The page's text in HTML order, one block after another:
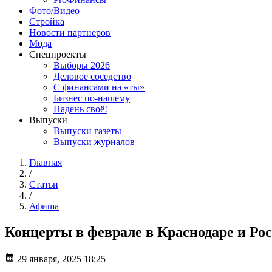
Фото/Видео
Стройка
Новости партнеров
Мода
Спецпроекты
Выборы 2026
Деловое соседство
С финансами на «ты»
Бизнес по-нашему
Надень своё!
Выпуски
Выпуски газеты
Выпуски журналов
Главная
/
Статьи
/
Афиша
Концерты в феврале в Краснодаре и
29 января, 2025 18:25